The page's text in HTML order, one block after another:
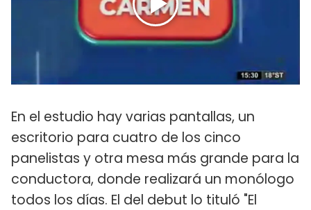
En el estudio hay varias pantallas, un
escritorio para cuatro de los cinco
panelistas y otra mesa más grande para la
conductora, donde realizará un monólogo
todos los días. El del debut lo tituló "El